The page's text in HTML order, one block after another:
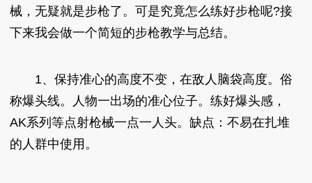
械，无疑就是步枪了。可是究竟怎么练好步枪呢?接
下来我会做一个简短的步枪教学与总结。
1、保持准心的高度不变，在敌人脑袋高度。俗
称爆头线。人物一出场的准心位子。练好爆头感，
AK系列等点射枪械一点一人头。缺点：不易在扎堆
的人群中使用。